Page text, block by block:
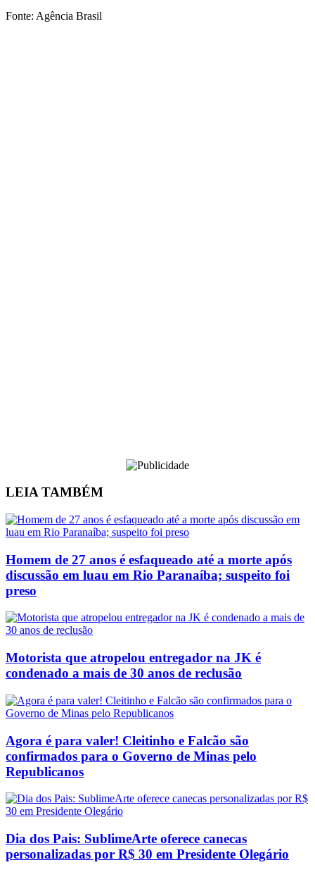
Fonte: Agência Brasil
LEIATAMBÉM
Homem de 27 anos é esfaqueado até a morte após
discussão em luau em Rio Paranaíba; suspeito foi
preso
Motorista que atropelou entregador na JK é
condenado a mais de 30 anos de reclusão
Agora é para valer! Cleitinho e Falcão são
confirmados para o Governo de Minas pelo
Republicanos
Dia dos Pais: SublimeArte oferece canecas
personalizadas por R$ 30 em Presidente Olegário